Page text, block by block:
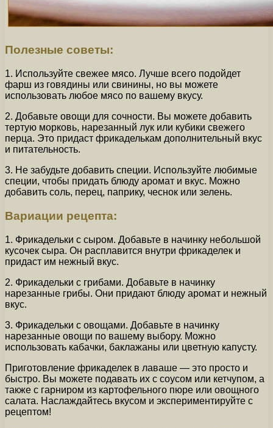
Полезные советы:
1. Используйте свежее мясо. Лучше всего подойдет
фарш из говядины или свинины, но вы можете
использовать любое мясо по вашему вкусу.
2. Добавьте овощи для сочности. Вы можете добавить
тертую морковь, нарезанный лук или кубики свежего
перца. Это придаст фрикаделькам дополнительный вкус
и питательность.
3. Не забудьте добавить специи. Используйте любимые
специи, чтобы придать блюду аромат и вкус. Можно
добавить соль, перец, паприку, чеснок или зелень.
Вариации рецепта:
1. Фрикадельки с сыром. Добавьте в начинку небольшой
кусочек сыра. Он расплавится внутри фрикаделек и
придаст им нежный вкус.
2. Фрикадельки с грибами. Добавьте в начинку
нарезанные грибы. Они придают блюду аромат и нежный
вкус.
3. Фрикадельки с овощами. Добавьте в начинку
нарезанные овощи по вашему выбору. Можно
использовать кабачки, баклажаны или цветную капусту.
Приготовление фрикаделек в лаваше — это просто и
быстро. Вы можете подавать их с соусом или кетчупом, а
также с гарниром из картофельного пюре или овощного
салата. Наслаждайтесь вкусом и экспериментируйте с
рецептом!